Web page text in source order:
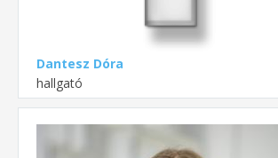
Dantesz Dóra
hallgató